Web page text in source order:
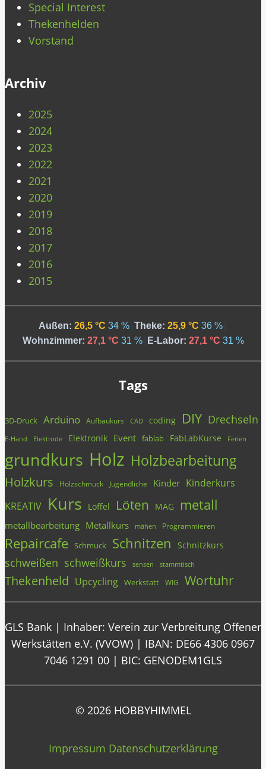
Special Interest
Thekenhelden
Vorstand
Archiv
2025
2024
2023
2022
2021
2020
2019
2018
2017
2016
2015
Außen: 26,5 °C 34 % Theke: 25,9 °C 36 %
Wohnzimmer: 27,1 °C 31 % E-Labor: 27,1 °C 31 %
Tags
3D-Druck Arduino Aufbaukurs CAD coding DIY Drechseln
E-Hand Elektrode Elektronik Event fablab FabLabKurse Ferien
grundkurs Holz Holzbearbeitung
Holzkurs Holzschmuck Jugendliche Kinder Kinderkurs
KREATIV Kurs Löffel Löten MAG metall
metallbearbeitung Metallkurs mähen Programmieren
Repaircafe Schmuck Schnitzen Schnitzkurs
schweißen schweißkurs sensen stammtisch
Thekenheld Upcycling Werkstatt WIG Wortuhr
GLS Bank | Inhaber: Verein zur Verbreitung Offener
Werkstätten e.V. (VVOW) | IBAN: DE66 4306 0967
7046 1291 00 | BIC: GENODEM1GLS
© 2026 HOBBYHIMMEL
Impressum Datenschutzerklärung